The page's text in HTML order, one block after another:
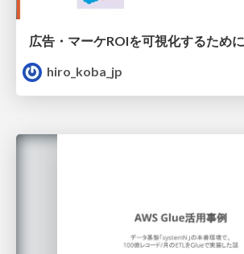
hiro_koba_jp